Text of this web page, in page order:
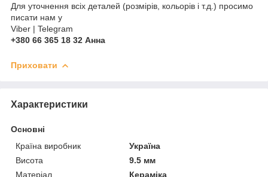
Для уточнення всіх деталей (розмірів, кольорів і т.д.) просимо
писати нам у
Viber | Telegram
+380 66 365 18 32 Анна
Приховати
Характеристики
Основні
Країна виробник
Україна
Висота
9.5 мм
Матеріал
Кераміка